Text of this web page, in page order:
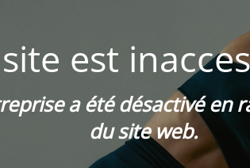
est
a été désactivé en
du site web.